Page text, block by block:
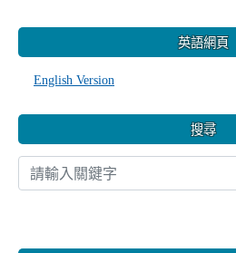
英語網頁
English Version
搜尋